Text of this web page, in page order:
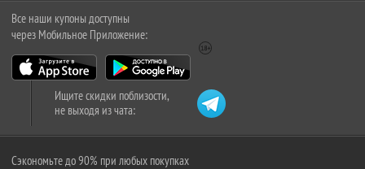
Все наши купоны доступны
через Мобильное Приложение:
Ищите скидки поблизости,
не выходя из чата:
Сэкономьте до 90% при любых покупках